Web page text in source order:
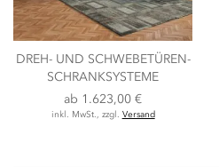
DREH- UND SCHWEBETÜREN-
SCHRANKSYSTEME
ab 1.623,00 €
inkl. MwSt., zzgl. Versand